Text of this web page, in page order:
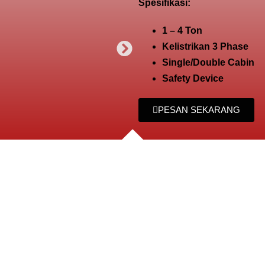
Spesifikasi:
1 – 4 Ton
Kelistrikan 3 Phase
Single/Double Cabin
Safety Device
PESAN SEKARANG